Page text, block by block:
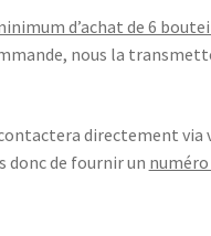
d’achat de 6
nous la
directement
donc de fournir un